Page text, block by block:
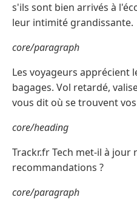
s'ils sont bien arrivés à
leur intimité grandissante.
core/paragraph
Les voyageurs apprécient
bagages. Vol retardé,
vous dit où se trouvent
core/heading
Trackr.fr Tech met-il à jour
recommandations ?
core/paragraph